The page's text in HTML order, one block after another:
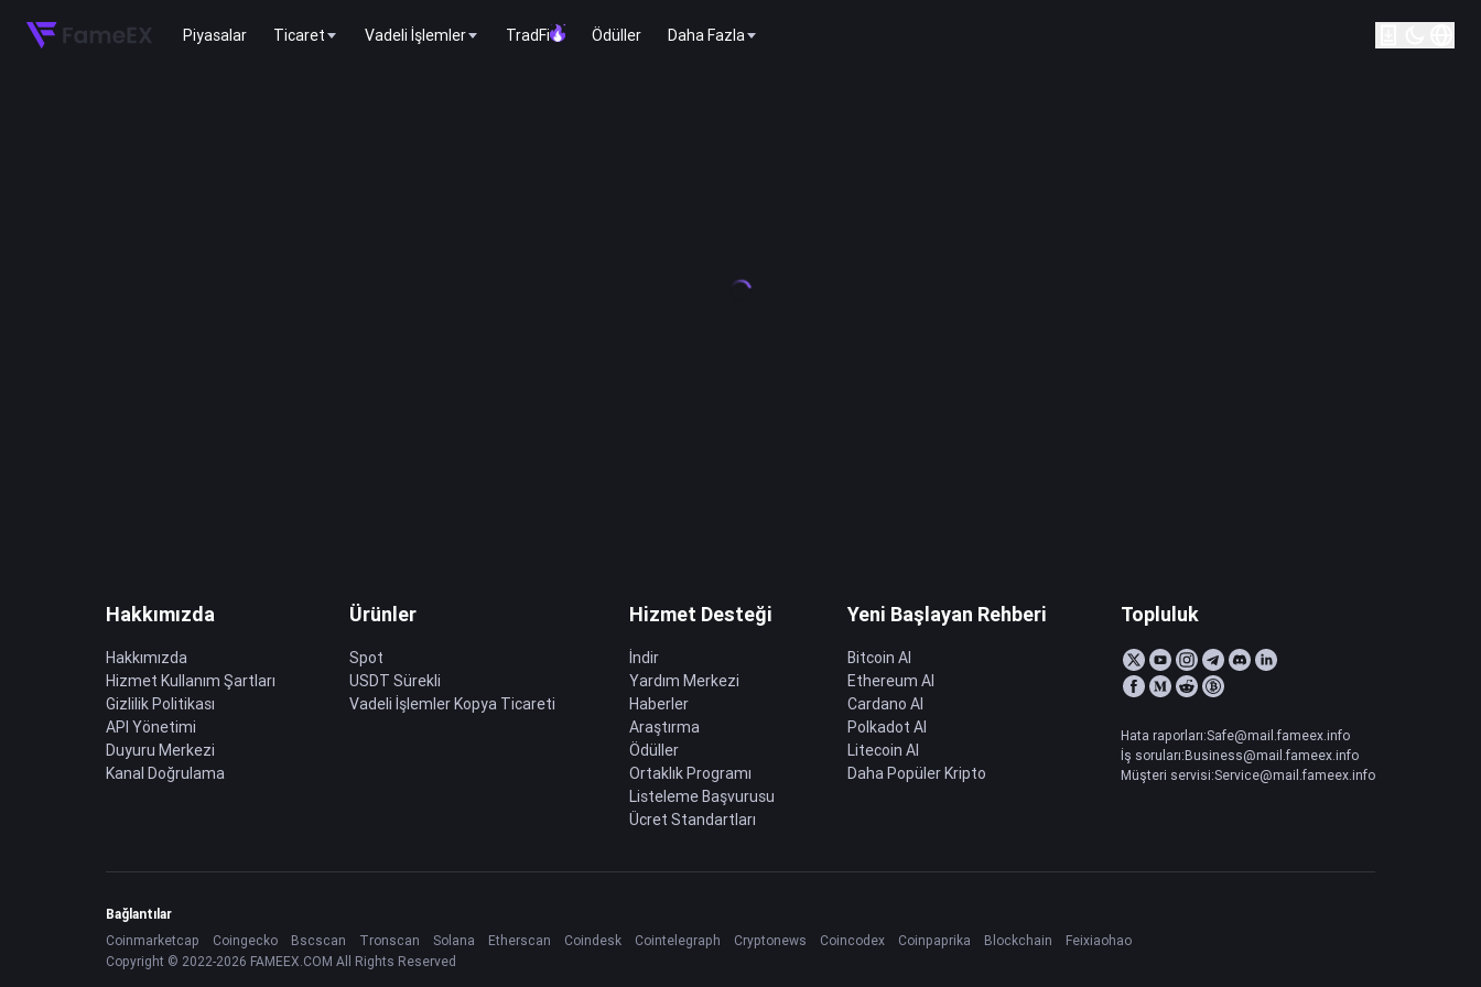
Piyasalar Ticaret Vadeli İşlemler TradFi Ödüller Daha Fazla
Hakkımızda
Hakkımızda
Hizmet Kullanım Şartları
Gizlilik Politikası
API Yönetimi
Duyuru Merkezi
Kanal Doğrulama
Ürünler
Spot
USDT Sürekli
Vadeli İşlemler Kopya Ticareti
Hizmet Desteği
İndir
Yardım Merkezi
Haberler
Araştırma
Ödüller
Ortaklık Programı
Listeleme Başvurusu
Ücret Standartları
Yeni Başlayan Rehberi
Bitcoin Al
Ethereum Al
Cardano Al
Polkadot Al
Litecoin Al
Daha Popüler Kripto
Topluluk
Hata raporları:Safe@mail.fameex.info
İş soruları:Business@mail.fameex.info
Müşteri servisi:Service@mail.fameex.info
Bağlantılar
Coinmarketcap
Coingecko Bscscan Tronscan Solana Etherscan Coindesk Cointelegraph Cryptonews Coincodex Coinpaprika Blockchain
Feixiaohao
Copyright © 2022-2026 FAMEEX.COM All Rights Reserved